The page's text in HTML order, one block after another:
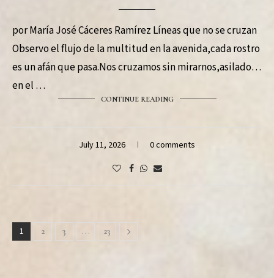
por María José Cáceres Ramírez Líneas que no se cruzan
Observo el flujo de la multitud en la avenida,cada rostro
es un afán que pasa.Nos cruzamos sin mirarnos,asilados
en el …
CONTINUE READING
July 11, 2026 0 comments
1 2 3 … 23